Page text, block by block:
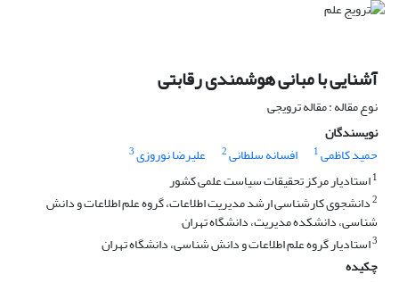
آشنایی با مبانی هوشمندی رقابتی
نوع مقاله : مقاله ترویجی
نویسندگان
حمید کاظمی1 افسانه سلطانی2 علیرضا نوروزی3
1استادیار مرکز تحقیقات سیاست علمی کشور
2دانشجوی کارشناسی ارشد مدیریت اطلاعات، گروه علم اطلاعات و دانش
شناسی، دانشکده مدیریت، دانشگاه تهران
3استادیار گروه علم اطلاعات و دانش شناسی، دانشگاه تهران
چکیده